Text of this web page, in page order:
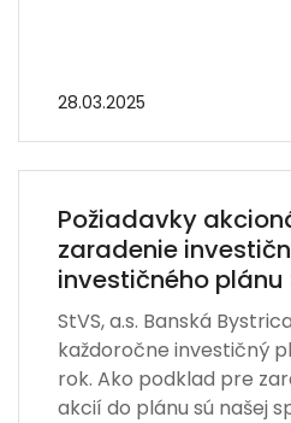
28.03.2025
Požiadavky
zaradenie
investičného plánu
StVS, a.s. Banská
každoročne investičný
rok. Ako podklad pre
akcií do plánu sú našej